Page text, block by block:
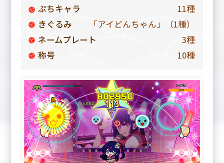
ぷちキャラ
11種
きぐるみ
「アイどんちゃん」（1種）
ネームプレート
3種
称号
10種